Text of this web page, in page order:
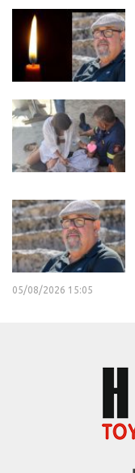
05/08/2026 15:05